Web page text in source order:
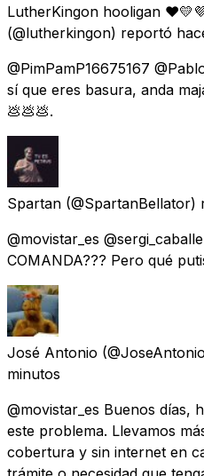
LutherKingon hooligan
(@lutherkingon) reportó
@PimPamP16675167
sí que eres basura, anda
💩💩💩.
Spartan (@SpartanBellator)
@movistar_es
COMANDA??? Pero qué
José Antonio
minutos
@movistar_es Buenos días,
este problema. Llevamos
cobertura y sin internet en